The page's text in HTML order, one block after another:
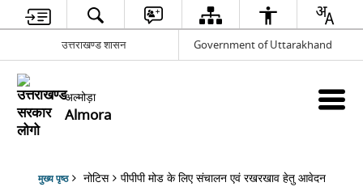
उत्तराखण्ड शासन Government of Uttarakhand
अल्मोड़ा
Almora
मुख्य पृष्ठ नोटिस पीपीपी मोड के लिए संचालन एवं रखरखाव हेतु आवेदन